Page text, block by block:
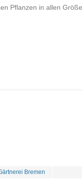
Pflanzen in allen
Bremen